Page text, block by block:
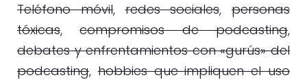
Teléfono móvil,redes sociales, personas
tóxicas,compromisos de podcasting,
debates y enfrentamientos con «gurús» del
podcasting,hobbies que impliquen el uso